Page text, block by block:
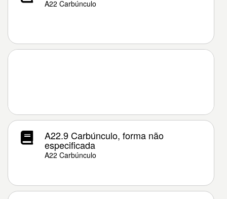
A22 Carbúnculo
A22.9 Carbúnculo, forma não
especificada
A22 Carbúnculo